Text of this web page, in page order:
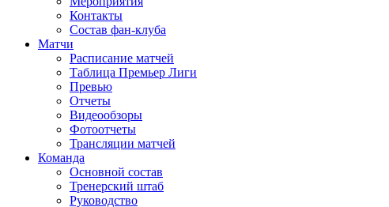
Контакты
Состав фан-клуба
Матчи
Расписание матчей
Таблица Премьер Лиги
Превью
Отчеты
Видеообзоры
Фотоотчеты
Трансляции матчей
Команда
Основной состав
Тренерский штаб
Руководство